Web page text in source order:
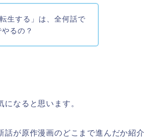
生する」 は、全何話で
るの？
なると思います。
が原作漫画のどこまで進んだか紹介